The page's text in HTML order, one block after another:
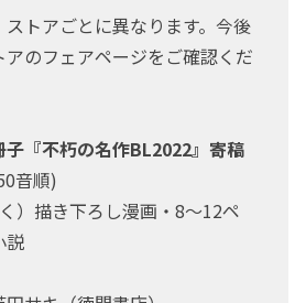
トアごとに異なります。今後
のフェアページをご確認くだ
『不朽の名作BL2022』寄稿
音順)
）描き下ろし漫画・8～12ペ
説